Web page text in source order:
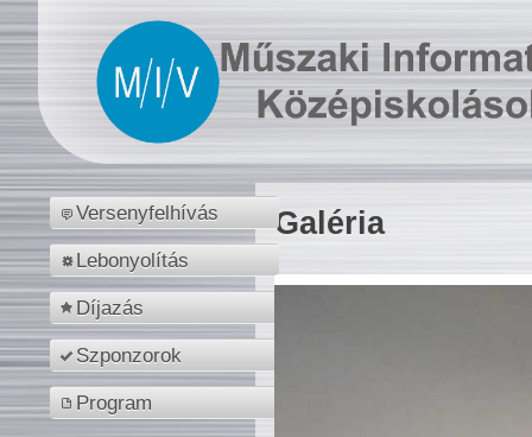
Versenyfelhívás
Lebonyolítás
Díjazás
Szponzorok
Program
Galéria